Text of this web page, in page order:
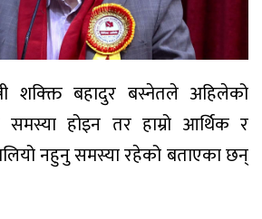
शक्क्ति बहादुर बस्नेतले अहिलेको
समस्या होइन तर हाम्रो आर्थिक र
नहुनु समस्या रहेको बताएका छन्